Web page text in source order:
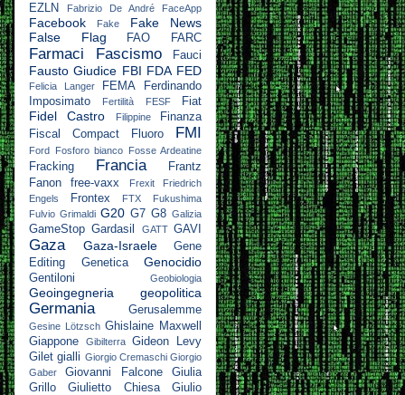
EZLN
Fabrizio De André FaceApp
Facebook Fake
Fake News
False Flag
FAO FARC
Farmaci Fascismo Fauci
Fausto Giudice FBI FDA FED
Felicia Langer FEMA
Ferdinando
Imposimato
Fertilità FESF Fiat
Fidel Castro Filippine
Finanza
Fiscal Compact
Fluoro FMI
Ford Fosforo bianco Fosse Ardeatine
Fracking Francia
Frantz
Fanon
free-vaxx Frexit
Friedrich
Engels
Frontex FTX
Fukushima
Fulvio Grimaldi G20 G7 G8 Galizia
GameStop Gardasil GATT GAVI
Gaza Gaza-Israele
Gene
Editing
Genetica Genocidio
Gentiloni Geobiologia
Geoingegneria geopolitica
Germania Gerusalemme
Gesine Lötzsch Ghislaine Maxwell
Giappone
Gibilterra Gideon Levy
Gilet gialli Giorgio Cremaschi Giorgio
Gaber
Giovanni Falcone
Giulia
Grillo
Giulietto Chiesa
Giulio